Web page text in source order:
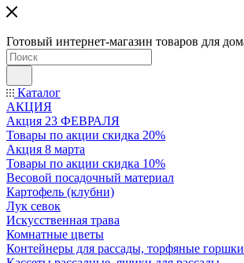
Готовый интернет-магазин товаров для
Каталог
АКЦИЯ
Акция 23 ФЕВРАЛЯ
Товары по акции скидка 20%
Акция 8 марта
Товары по акции скидка 10%
Весовой посадочный материал
Картофель (клубни)
Лук севок
Искусственная трава
Комнатные цветы
Контейнеры для рассады, торфяные горшки